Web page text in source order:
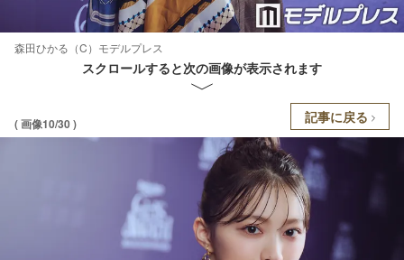
森田ひかる（C）モデルプレス
スクロールすると次の画像が表示されます
( 画像10/30 ) 記事に戻る